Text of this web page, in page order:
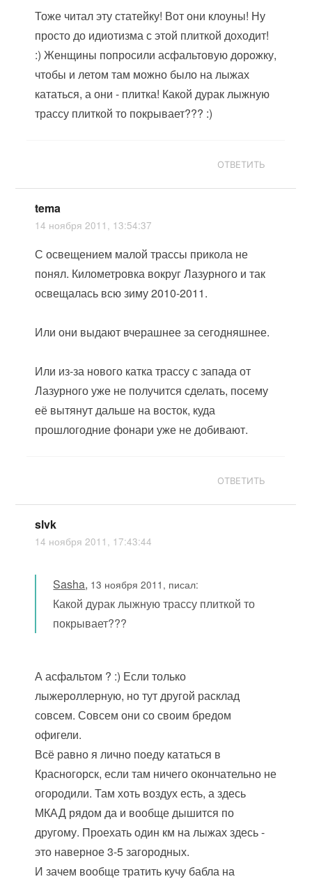
Тоже читал эту статейку! Вот они клоуны! Ну
просто до идиотизма с этой плиткой доходит!
:) Женщины попросили асфальтовую дорожку,
чтобы и летом там можно было на лыжах
кататься, а они - плитка! Какой дурак лыжную
трассу плиткой то покрывает??? :)
ОТВЕТИТЬ
tema
14 ноября 2011, 13:54:37
С освещением малой трассы прикола не
понял. Километровка вокруг Лазурного и так
освещалась всю зиму 2010-2011.
Или они выдают вчерашнее за сегодняшнее.
Или из-за нового катка трассу с запада от
Лазурного уже не получится сделать, посему
её вытянут дальше на восток, куда
прошлогодние фонари уже не добивают.
ОТВЕТИТЬ
slvk
14 ноября 2011, 17:43:44
Sasha, 13 ноября 2011, писал:
Какой дурак лыжную трассу плиткой то
покрывает???
А асфальтом ? :) Если только
лыжероллерную, но тут другой расклад
совсем. Совсем они со своим бредом
офигели.
Всё равно я лично поеду кататься в
Красногорск, если там ничего окончательно не
огородили. Там хоть воздух есть, а здесь
МКАД рядом да и вообще дышится по
другому. Проехать один км на лыжах здесь -
это наверное 3-5 загородных.
И зачем вообще тратить кучу бабла на